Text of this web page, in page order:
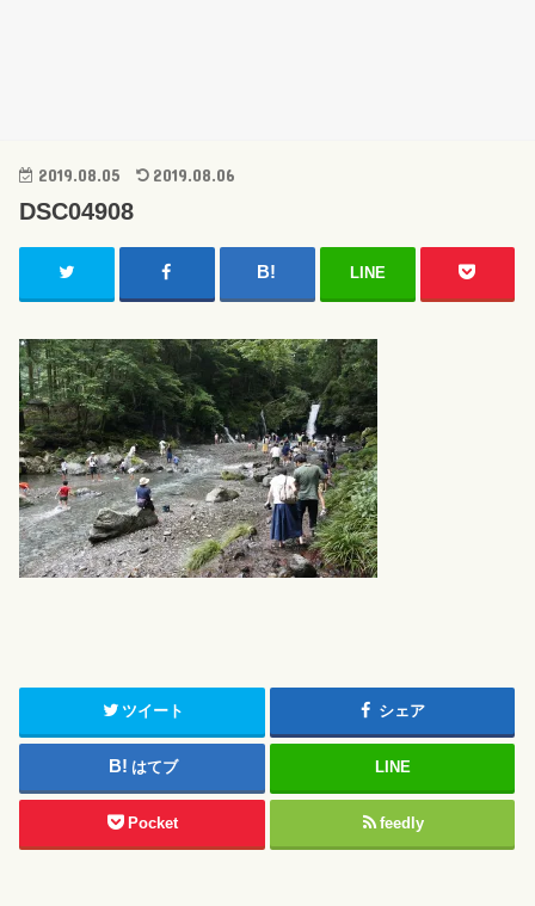
2019.08.05 2019.08.06
DSC04908
LINE
ツイート シェア
はてブ LINE
Pocket feedly